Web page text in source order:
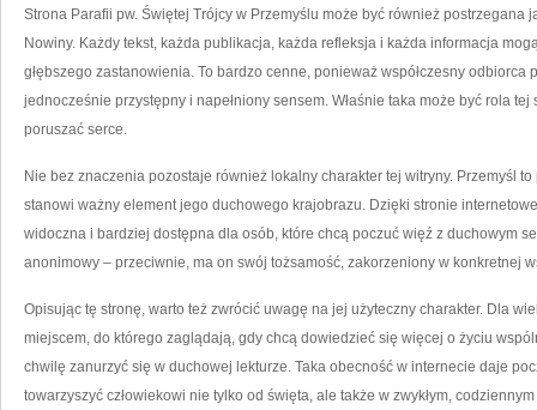
Strona Parafii pw. Świętej Trójcy w Przemyślu może być również postrzegana
Nowiny. Każdy tekst, każda publikacja, każda refleksja i każda informacja
głębszego zastanowienia. To bardzo cenne, ponieważ współczesny odbiorca
jednocześnie przystępny i napełniony sensem. Właśnie taka może być rola
poruszać serce.
Nie bez znaczenia pozostaje również lokalny charakter tej witryny. Przemyśl
stanowi ważny element jego duchowego krajobrazu. Dzięki stronie
widoczna i bardziej dostępna dla osób, które chcą poczuć więź z duchowym
anonimowy – przeciwnie, ma on swój tożsamość, zakorzeniony w konkretnej
Opisując tę stronę, warto też zwrócić uwagę na jej użyteczny charakter. Dla
miejscem, do którego zaglądają, gdy chcą dowiedzieć się więcej o życiu
chwilę zanurzyć się w duchowej lekturze. Taka obecność w internecie daje
towarzyszyć człowiekowi nie tylko od święta, ale także w zwykłym,